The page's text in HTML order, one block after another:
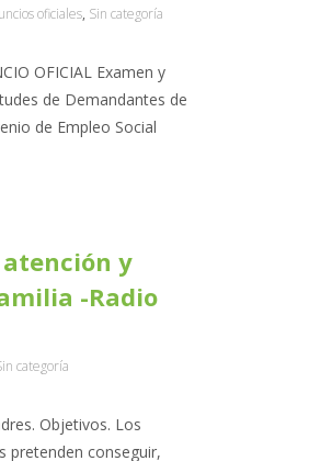
oficiales, Sin categoría
Examen y
de Demandantes de
de Empleo Social
y
-Radio
categoría
Objetivos. Los
pretenden conseguir,